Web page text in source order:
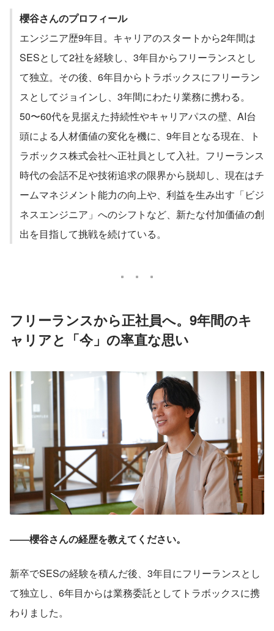
櫻谷さんのプロフィール
エンジニア歴9年目。キャリアのスタートから2年間は
SESとして2社を経験し、3年目からフリーランスとし
て独立。その後、6年目からトラボックスにフリーラン
スとしてジョインし、3年間にわたり業務に携わる。
50〜60代を見据えた持続性やキャリアパスの壁、AI台
頭による人材価値の変化を機に、9年目となる現在、ト
ラボックス株式会社へ正社員として入社。フリーランス
時代の会話不足や技術追求の限界から脱却し、現在はチ
ームマネジメント能力の向上や、利益を生み出す「ビジ
ネスエンジニア」へのシフトなど、新たな付加価値の創
出を目指して挑戦を続けている。
フリーランスから正社員へ。9年間のキ
ャリアと「今」の率直な思い
――櫻谷さんの経歴を教えてください。
新卒でSESの経験を積んだ後、3年目にフリーランスとし
て独立し、6年目からは業務委託としてトラボックスに携
わりました。